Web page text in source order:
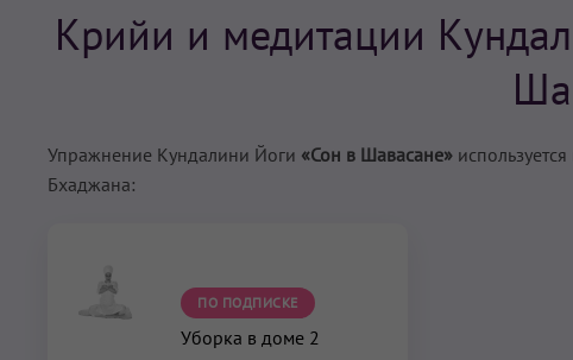
Крийи и медитации
Упражнение Кундалини Йоги «Сон в Шавасане»
Бхаджана:
ПО ПОДПИСКЕ
Уборка в доме 2